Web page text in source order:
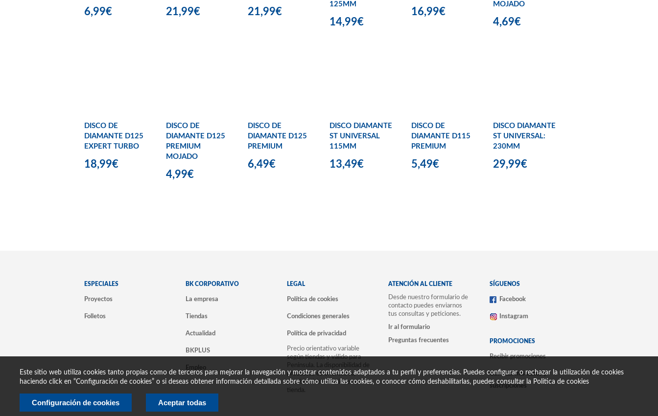
6,99€ 21,99€ 21,99€
125MM
14,99€
16,99€
MOJADO
4,69€
DISCO DE
DIAMANTE D125
EXPERT TURBO
18,99€
DISCO DE
DIAMANTE D125
PREMIUM
MOJADO
4,99€
DISCO DE
DIAMANTE D125
PREMIUM
6,49€
DISCO DIAMANTE
ST UNIVERSAL
115MM
13,49€
DISCO DE
DIAMANTE D115
PREMIUM
5,49€
DISCO DIAMANTE
ST UNIVERSAL:
230MM
29,99€
ESPECIALES
Proyectos
Folletos
BK CORPORATIVO
La empresa
Tiendas
Actualidad
BKPLUS
Empleo
LEGAL
Política de cookies
Condiciones generales
Política de privacidad
Precio orientativo variable
según tiendas y válido para
Península. La disponibilidad de
productos es orientativa,
puede sufrir variaciones en
tienda.
ATENCIÓN AL CLIENTE
Desde nuestro formulario de
contacto puedes enviarnos
tus consultas y peticiones.
Ir al formulario
Preguntas frecuentes
SÍGUENOS
Facebook
Instagram
PROMOCIONES
Recibir promociones
Cambiar mis datos y
suscripciones
Este sitio web utiliza cookies tanto propias como de terceros para mejorar la navegación y mostrar contenidos adaptados a tu perfil y preferencias. Puedes configurar o rechazar la utilización de cookies
haciendo click en “Configuración de cookies” o si deseas obtener información detallada sobre cómo utiliza las cookies, o conocer cómo deshabilitarlas, puedes consultar la Politica de cookies
Configuración de cookies Aceptar todas